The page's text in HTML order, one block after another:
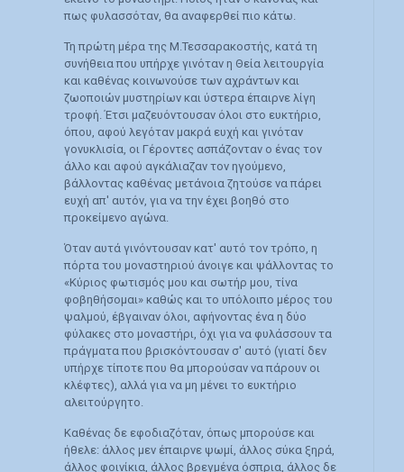
πως φυλασσόταν, θα αναφερθεί πιο κάτω.
Τη πρώτη μέρα της Μ.Τεσσαρακοστής, κατά τη
συνήθεια που υπήρχε γινόταν η Θεία λειτουργία
και καθένας κοινωνούσε των αχράντων και
ζωοποιών μυστηρίων και ύστερα έπαιρνε λίγη
τροφή. Έτσι μαζευόντουσαν όλοι στο ευκτήριο,
όπου, αφού λεγόταν μακρά ευχή και γινόταν
γονυκλισία, οι Γέροντες ασπάζονταν ο ένας τον
άλλο και αφού αγκάλιαζαν τον ηγούμενο,
βάλλοντας καθένας μετάνοια ζητούσε να πάρει
ευχή απ' αυτόν, για να την έχει βοηθό στο
προκείμενο αγώνα.
Όταν αυτά γινόντουσαν κατ' αυτό τον τρόπο, η
πόρτα του μοναστηριού άνοιγε και ψάλλοντας το
«Κύριος φωτισμός μου και σωτήρ μου, τίνα
φοβηθήσομαι» καθώς και το υπόλοιπο μέρος του
ψαλμού, έβγαιναν όλοι, αφήνοντας ένα η δύο
φύλακες στο μοναστήρι, όχι για να φυλάσσουν τα
πράγματα που βρισκόντουσαν σ' αυτό (γιατί δεν
υπήρχε τίποτε που θα μπορούσαν να πάρουν οι
κλέφτες), αλλά για να μη μένει το ευκτήριο
αλειτούργητο.
Καθένας δε εφοδιαζόταν, όπως μπορούσε και
ήθελε: άλλος μεν έπαιρνε ψωμί, άλλος σύκα ξηρά,
άλλος φοινίκια, άλλος βρεγμένα όσπρια, άλλος δε